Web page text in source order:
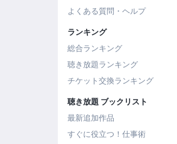
よくある質問・ヘルプ
ランキング
総合ランキング
聴き放題ランキング
チケット交換ランキング
聴き放題 ブックリスト
最新追加作品
すぐに役立つ！仕事術